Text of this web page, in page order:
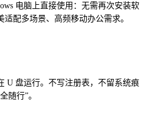
电脑上直接使用：无需再次安装软
配多场景、高频移动办公需求。
U 盘运行。不写注册表，不留系统痕
随行”。